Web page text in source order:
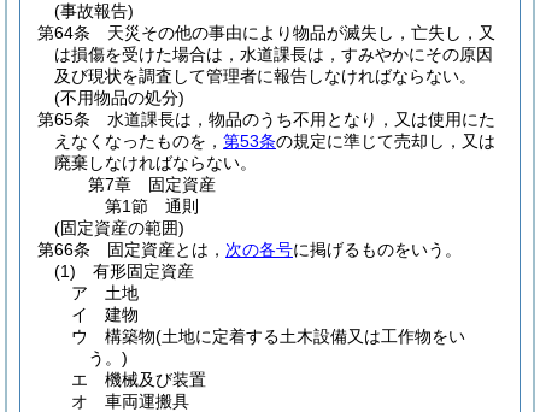
(事故報告)
第64条
天災その他の事由により物品が滅失し，亡失し，又
は損傷を受けた場合は，水道課長は，すみやかにその原因
及び現状を調査して管理者に報告しなければならない。
(不用物品の処分)
第65条
水道課長は，物品のうち不用となり，又は使用にた
えなくなったものを， 第53条の規定に準じて売却し，又は
廃棄しなければならない。
第7章
固定資産
第1節
通則
(固定資産の範囲)
第66条
固定資産とは， 次の各号に掲げるものをいう。
(1)
有形固定資産
ア
土地
イ
建物
ウ
構築物(土地に定着する土木設備又は工作物をい
う。)
エ
機械及び装置
オ
車両運搬具